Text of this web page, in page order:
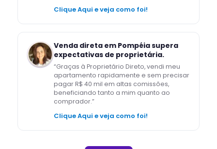
Clique Aqui e veja como foi!
Venda direta em Pompéia supera
expectativas de proprietária.
“Graças à Proprietário Direto, vendi meu
apartamento rapidamente e sem precisar
pagar R$ 40 mil em altas comissões,
beneficiando tanto a mim quanto ao
comprador.”
Clique Aqui e veja como foi!